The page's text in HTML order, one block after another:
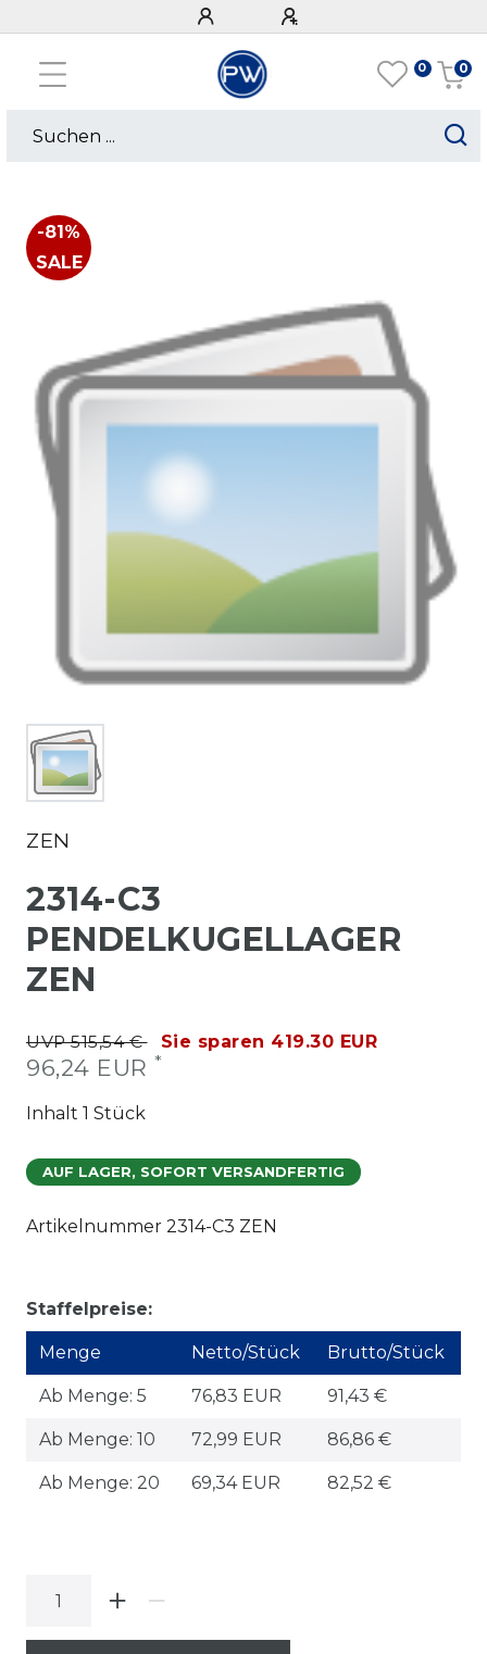
0 0
-81%
SALE
ZEN
2314-C3
PENDELKUGELLAGER
ZEN
UVP 515,54 € Sie sparen 419.30 EUR
96,24 EUR *
Inhalt 1 Stück
AUF LAGER, SOFORT VERSANDFERTIG
Artikelnummer 2314-C3 ZEN
Staffelpreise:
Menge Netto/Stück Brutto/Stück
Ab Menge: 5 76,83 EUR 91,43 €
Ab Menge: 10 72,99 EUR 86,86 €
Ab Menge: 20 69,34 EUR 82,52 €